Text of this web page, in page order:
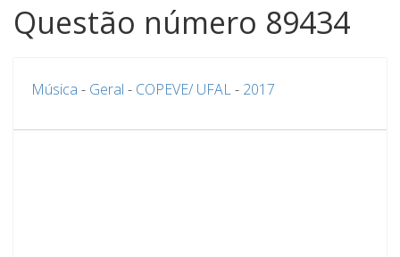
Questão número 89434
Música - Geral - COPEVE/ UFAL- 2017